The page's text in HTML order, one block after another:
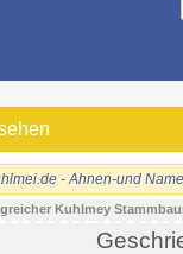
- Ahnen-und
Kuhlmey